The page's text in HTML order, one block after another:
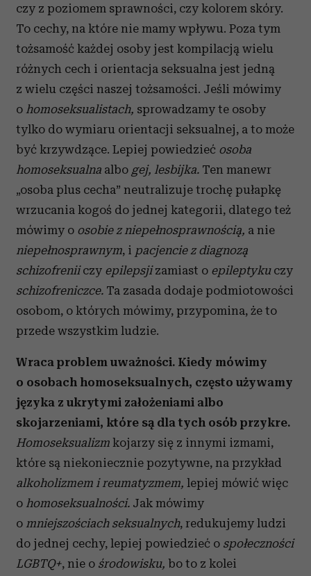
czy z poziomem sprawności, czy kolorem skóry.
To cechy, na które nie mamy wpływu. Poza tym
tożsamość każdej osoby jest kompilacją wielu
różnych cech i orientacja seksualna jest jedną
z wielu części naszej tożsamości. Jeśli mówimy
o homoseksualistach, sprowadzamy te osoby
tylko do wymiaru orientacji seksualnej, a to może
być krzywdzące. Lepiej powiedzieć osoba
homoseksualna albo gej, lesbijka. Ten manewr
„osoba plus cecha” neutralizuje trochę pułapkę
wrzucania kogoś do jednej kategorii, dlatego też
mówimy o osobie z niepełnosprawnością, a nie
niepełnosprawnym, i pacjencie z diagnozą
schizofreniiczy epilepsjizamiast o epileptykuczy
schizofreniczce. Ta zasada dodaje podmiotowości
osobom, o których mówimy, przypomina, że to
przede wszystkim ludzie.
Wraca problem uważności. Kiedy mówimy
o osobach homoseksualnych, często używamy
języka z ukrytymi założeniami albo
skojarzeniami, które są dla tych osób przykre.
Homoseksualizm kojarzy się z innymi izmami,
które są niekoniecznie pozytywne, na przykład
alkoholizmem i reumatyzmem, lepiej mówić więc
o homoseksualności. Jak mówimy
o mniejszościach seksualnych, redukujemy ludzi
do jednej cechy, lepiej powiedzieć o społeczności
LGBTQ+, nie o środowisku, bo to z kolei